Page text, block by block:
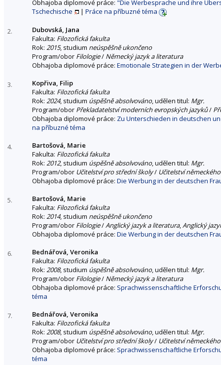
Obhajoba diplomové práce: "Die Werbesprache und ihre
Tschechische
| Práce na příbuzné téma
2.
Dubovská, Jana
Fakulta: Filozofická fakulta
Rok: 2015, studium neúspěšně ukončeno
Program/obor Filologie/ Německý jazyk a literatura
Obhajoba diplomové práce: Emotionale Strategien in der
3.
Kopřiva, Filip
Fakulta: Filozofická fakulta
Rok: 2024, studium úspěšně absolvováno, udělen titul: Mgr.
Program/obor Překladatelství moderních evropských jazyků/
Obhajoba diplomové práce: Zu Unterschieden in deutschen
na příbuzné téma
4.
Bartošová, Marie
Fakulta: Filozofická fakulta
Rok: 2012, studium úspěšně absolvováno, udělen titul: Mgr.
Program/obor Učitelství pro střední školy/ Učitelství
Obhajoba diplomové práce: Die Werbung in der deutschen
5.
Bartošová, Marie
Fakulta: Filozofická fakulta
Rok: 2014, studium neúspěšně ukončeno
Program/obor Filologie/Anglický jazyk a literatura,Anglický
Obhajoba diplomové práce: Die Werbung in der deutschen
6.
Bednářová, Veronika
Fakulta: Filozofická fakulta
Rok: 2008, studium úspěšně absolvováno, udělen titul: Mgr.
Program/obor Filologie/ Německý jazyk a literatura
Obhajoba diplomové práce: Sprachwissenschaftliche
téma
7.
Bednářová, Veronika
Fakulta: Filozofická fakulta
Rok: 2008, studium úspěšně absolvováno, udělen titul: Mgr.
Program/obor Učitelství pro střední školy/ Učitelství
Obhajoba diplomové práce: Sprachwissenschaftliche
téma